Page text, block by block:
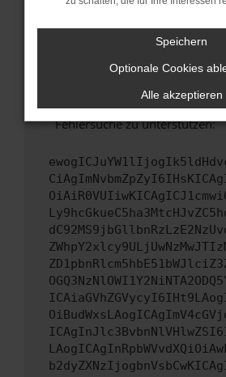
unterstützt werden.
Wende dich an den
Wenn du alle oben genannten
hast, kontaktiere uns bitte. Wir
versuchen, das Problem zu
uns diesen Text schicken, um
Fehlersuche zu unterstützen:
Speichern
Optionale Cookies
Alle akzeptieren